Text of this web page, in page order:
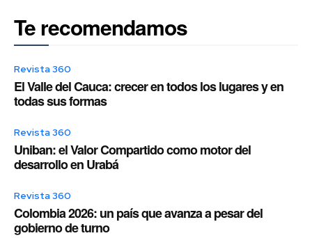
Te recomendamos
Revista 360
El Valle del Cauca: crecer en todos los lugares y en
todas sus formas
Revista 360
Uniban: el Valor Compartido como motor del
desarrollo en Urabá
Revista 360
Colombia 2026: un país que avanza a pesar del
gobierno de turno